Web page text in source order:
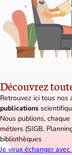
Découvrez
Retrouvez ici tous nos
publications
Nous publions,
métiers (SIGB,
bibliothèques
Je veux échanger avec